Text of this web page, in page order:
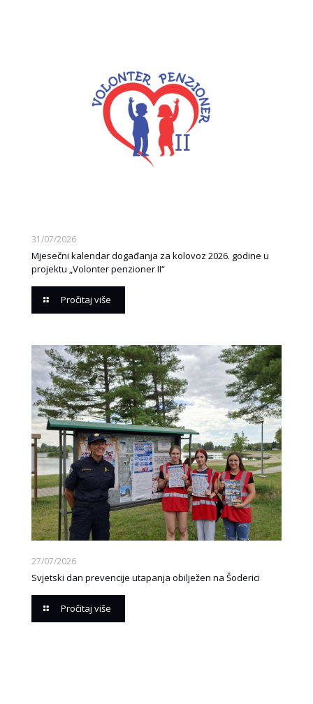
31/07/2026
Mjesečni kalendar događanja za kolovoz 2026. godine u
projektu „Volonter penzioner II“
Pročitaj više
27/07/2026
Svjetski dan prevencije utapanja obilježen na Šoderici
Pročitaj više